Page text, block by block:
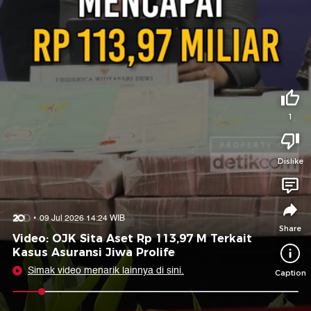
1
Dislike
Share
Caption
09 Jul 2026 14:24 WIB
Video: OJK Sita Aset Rp 113,97 M Terkait
Kasus Asuransi Jiwa Prolife
Simak video menarik lainnya di sini.
Facebook Whatsapp Telegram
Copy Embed
Caption
Suka video ini?
Login untuk menyampaikan pendapat.
Masuk
Tidak suka video ini?
Login untuk menyampaikan pendapat.
Masuk